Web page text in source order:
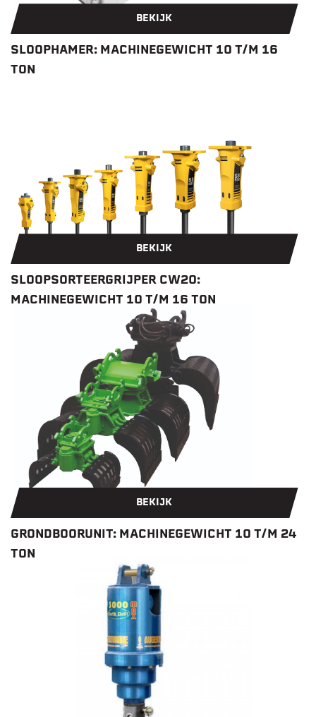
BEKIJK
SLOOPHAMER: MACHINEGEWICHT 10 T/M 16
TON
BEKIJK
SLOOPSORTEERGRIJPER CW20:
MACHINEGEWICHT 10 T/M 16 TON
BEKIJK
GRONDBOORUNIT: MACHINEGEWICHT 10 T/M 24
TON